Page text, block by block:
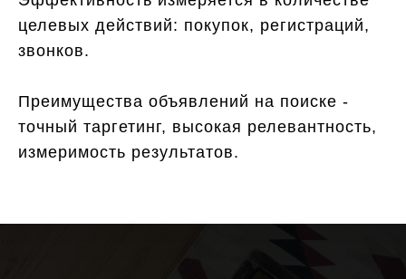
целевых действий: покупок, регистраций,
звонков.
Преимущества объявлений на поиске -
точный таргетинг, высокая релевантность,
измеримость результатов.